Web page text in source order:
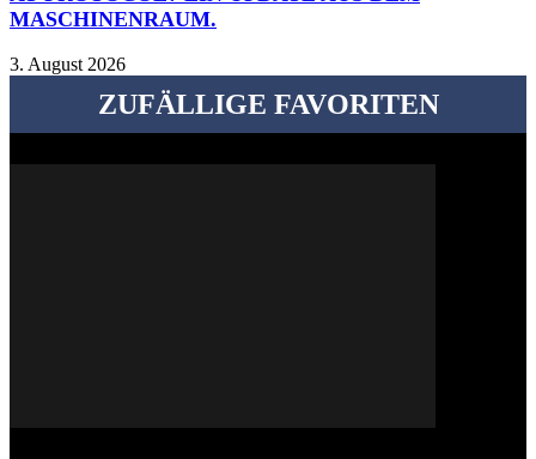
MASCHINENRAUM.
3. August 2026
ZUFÄLLIGE FAVORITEN